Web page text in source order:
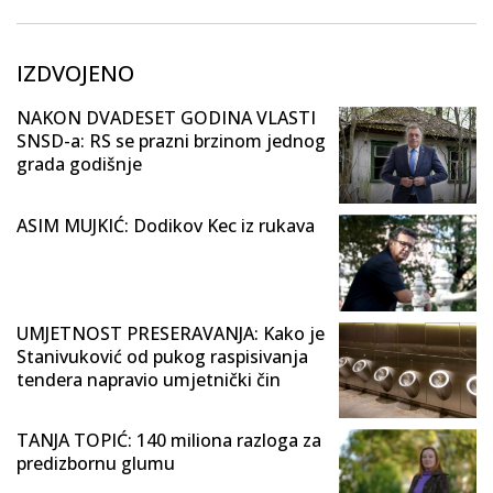
IZDVOJENO
NAKON DVADESET GODINA VLASTI
SNSD-a: RS se prazni brzinom jednog
grada godišnje
ASIM MUJKIĆ: Dodikov Kec iz rukava
UMJETNOST PRESERAVANJA: Kako je
Stanivuković od pukog raspisivanja
tendera napravio umjetnički čin
TANJA TOPIĆ: 140 miliona razloga za
predizbornu glumu